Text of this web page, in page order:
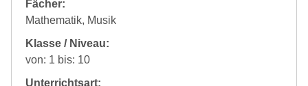
Fächer:
Mathematik, Musik
Klasse / Niveau:
von: 1 bis: 10
Unterrichtsart: